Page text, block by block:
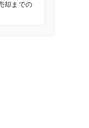
却までの